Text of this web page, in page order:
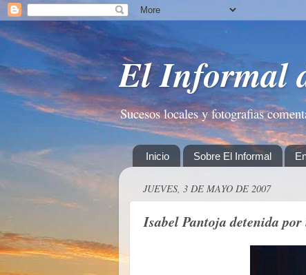
El Informal
Sucesos locales y fotografias
Inicio Sobre El Informal
JUEVES, 3 DE MAYO DE 2007
Isabel Pantoja detenida